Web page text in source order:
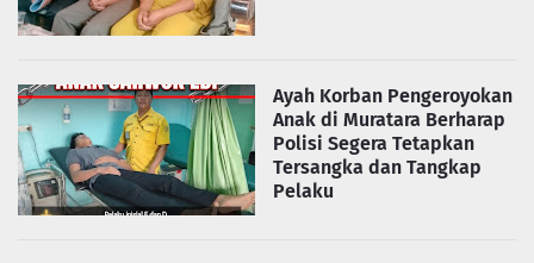
Ayah Korban Pengeroyokan
Anak di Muratara Berharap
Polisi Segera Tetapkan
Tersangka dan Tangkap
Pelaku